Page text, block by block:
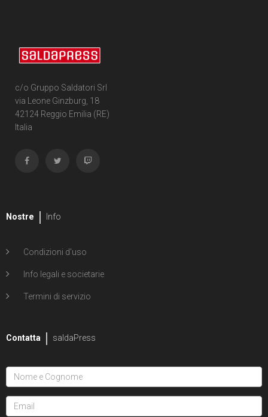
c/o Gruppo Saldatori Srl
via Leone Ginzburg, 18
42124 Reggio Emilia (RE)
Italia
Nostre Info
Condizioni d'uso
Info legali e societarie
Termini di servizio
Contatta saldaPress